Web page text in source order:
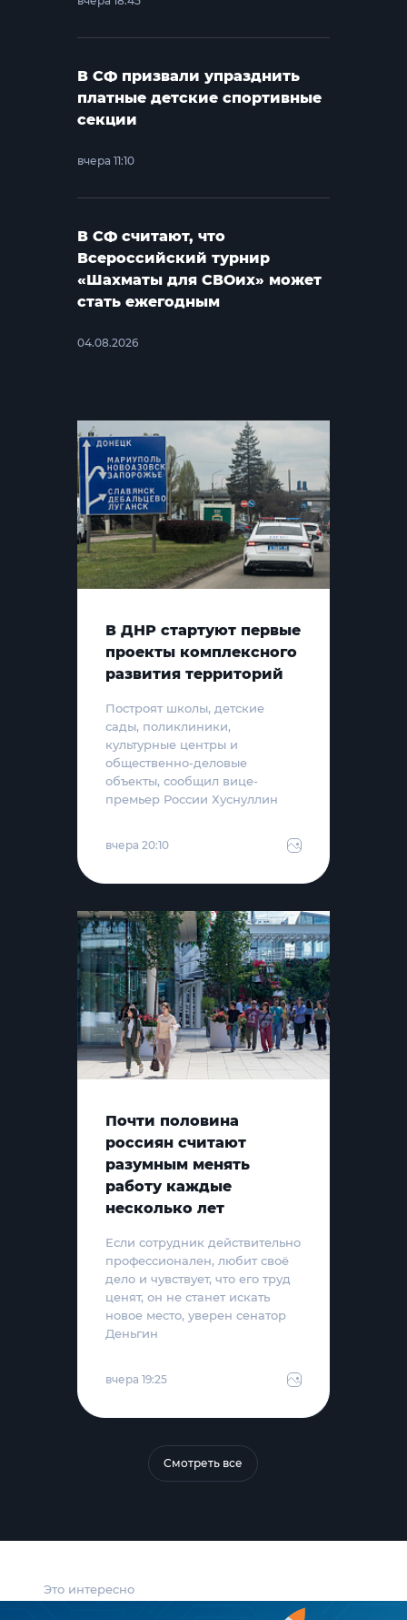
Это интересно
В СФ призвали упразднить
платные детские спортивные
секции
вчера 11:10
В СФ считают, что
Всероссийский турнир
«Шахматы для СВОих» может
стать ежегодным
04.08.2026
В ДНР стартуют первые
проекты комплексного
развития территорий
Построят школы, детские
сады, поликлиники,
культурные центры и
общественно-деловые
объекты, сообщил вице-
премьер России Хуснуллин
вчера 20:10
Почти половина
россиян считают
разумным менять
работу каждые
несколько лет
Если сотрудник действительно
профессионален, любит своё
дело и чувствует, что его труд
ценят, он не станет искать
новое место, уверен сенатор
Деньгин
вчера 19:25
Смотреть все